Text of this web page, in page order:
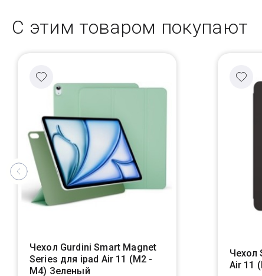
С этим товаром покупают
Чехол Gurdini Smart Magnet
Series для ipad Air 11 (M2 -
M4) Зеленый
Чехол
Air 11